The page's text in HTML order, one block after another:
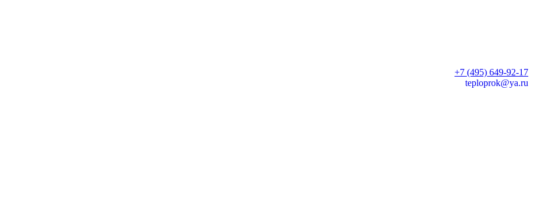
+7 (495) 649-92-17
teploprok@ya.ru